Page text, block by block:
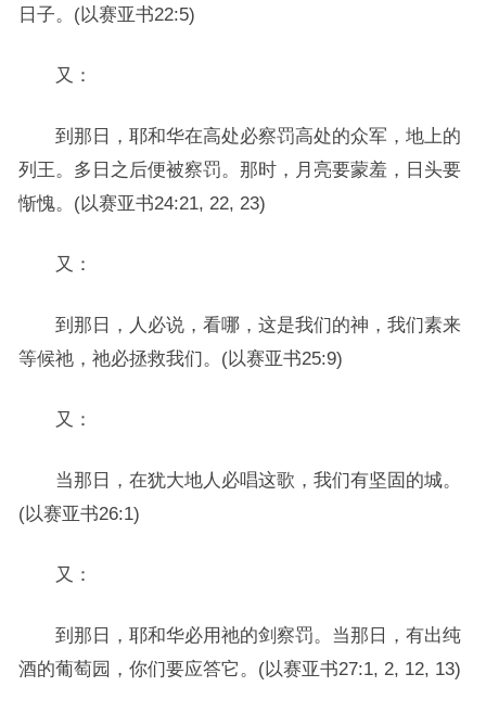
日子。(以赛亚书22:5)
又：
到那日，耶和华在高处必察罚高处的众军，地上的
列王。多日之后便被察罚。那时，月亮要蒙羞，日头要
惭愧。(以赛亚书24:21, 22, 23)
又：
到那日，人必说，看哪，这是我们的神，我们素来
等候祂，祂必拯救我们。(以赛亚书25:9)
又：
当那日，在犹大地人必唱这歌，我们有坚固的城。
(以赛亚书26:1)
又：
到那日，耶和华必用祂的剑察罚。当那日，有出纯
酒的葡萄园，你们要应答它。(以赛亚书27:1, 2, 12, 13)